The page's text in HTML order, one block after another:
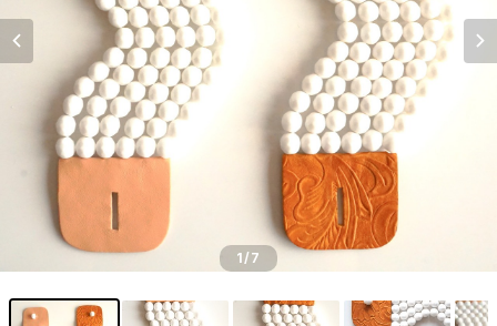
1/7